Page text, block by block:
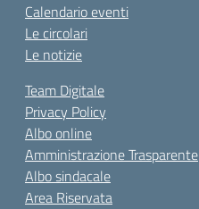
Calendario eventi
Le circolari
Le notizie
Team Digitale
Privacy Policy
Albo online
Amministrazione Trasparente
Albo sindacale
Area Riservata